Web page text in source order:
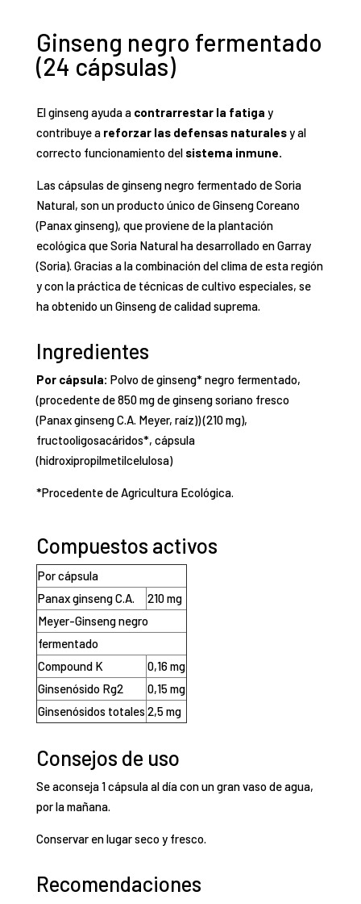
Ginseng negro fermentado
(24 cápsulas)
El ginseng ayuda a contrarrestar la fatiga y
contribuye a reforzar las defensas naturalesy al
correcto funcionamiento del sistema inmune.
Las cápsulas de ginseng negro fermentado de Soria
Natural, son un producto único de Ginseng Coreano
(Panax ginseng), que proviene de la plantación
ecológica que Soria Natural ha desarrollado en Garray
(Soria). Gracias a la combinación del clima de esta región
y con la práctica de técnicas de cultivo especiales, se
ha obtenido un Ginseng de calidad suprema.
Ingredientes
Por cápsula: Polvo de ginseng* negro fermentado,
(procedente de 850 mg de ginseng soriano fresco
(Panax ginseng C.A. Meyer, raíz)) (210 mg),
fructooligosacáridos*, cápsula
(hidroxipropilmetilcelulosa)
*Procedente de Agricultura Ecológica.
Compuestos activos
Por cápsula
Panax ginseng C.A.
210 mg
Meyer-Ginseng negro
fermentado
Compound K
0,16 mg
Ginsenósido Rg2
0,15 mg
Ginsenósidos totales 2,5 mg
Consejos de uso
Se aconseja 1 cápsula al día con un gran vaso de agua,
por la mañana.
Conservar en lugar seco y fresco.
Recomendaciones